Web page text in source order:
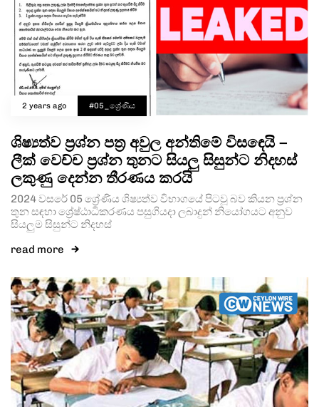
2 years ago #05_ශ්‍රේණිය
ශිෂ්‍යත්ව ප්‍රශ්න පත්‍ර අවුල අන්තිමේ විසඳෙයි –
ලීක් වෙච්ච ප්‍රශ්න තුනට සියලු සිසුන්ට නිදහස්
ලකුණු දෙන්න තීරණය කරයි
2024 වසරේ 05 ශ්‍රේණිය ශිෂ්‍යත්ව විභාගයේ පිටවූ බව කියන ප්‍රශ්න
තුන සඳහා ශ්‍රේෂ්ඨාධිකරණය පසුගියදා ලබාදුන් නියෝගයට අනුව
සියලුම සිසුන්ට නිදහස්
read more